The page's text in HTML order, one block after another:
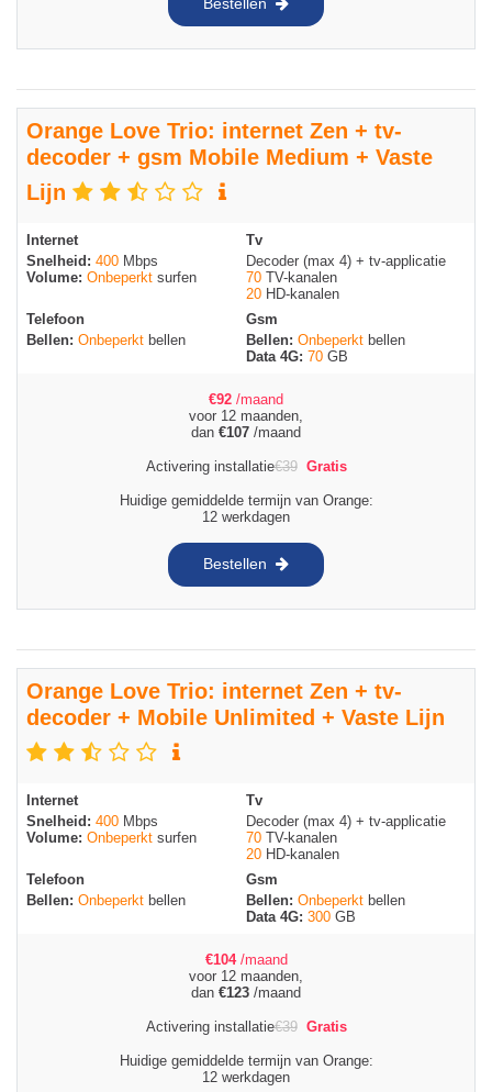
Orange Love Trio: internet Zen + tv-
decoder + gsm Mobile Medium + Vaste
Lijn
Internet
Snelheid: 400 Mbps
Volume: Onbeperkt surfen
Tv
Decoder (max 4) + tv-applicatie
70 TV-kanalen
20 HD-kanalen
Telefoon
Bellen: Onbeperkt bellen
Gsm
Bellen: Onbeperkt bellen
Data 4G: 70 GB
€92 /maand
voor 12 maanden,
dan €107 /maand
Activering installatie€39 Gratis
Huidige gemiddelde termijn van Orange:
12 werkdagen
Bestellen
Orange Love Trio: internet Zen + tv-
decoder + Mobile Unlimited + Vaste Lijn
Internet
Snelheid: 400 Mbps
Volume: Onbeperkt surfen
Tv
Decoder (max 4) + tv-applicatie
70 TV-kanalen
20 HD-kanalen
Telefoon
Bellen: Onbeperkt bellen
Gsm
Bellen: Onbeperkt bellen
Data 4G: 300 GB
€104 /maand
voor 12 maanden,
dan €123 /maand
Activering installatie€39 Gratis
Huidige gemiddelde termijn van Orange:
12 werkdagen